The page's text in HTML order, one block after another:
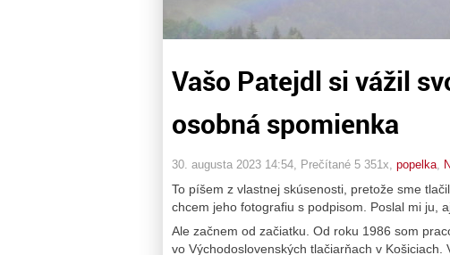
Vašo Patejdl si vážil
osobná spomienka
30. augusta 2023 14:54 , Prečítané 5 351x, popelka
To píšem z vlastnej skúsenosti, pretože sme
chcem jeho fotografiu s podpisom. Poslal mi ju,
Ale začnem od začiatku. Od roku 1986 som
vo Východoslovenských tlačiarňach v